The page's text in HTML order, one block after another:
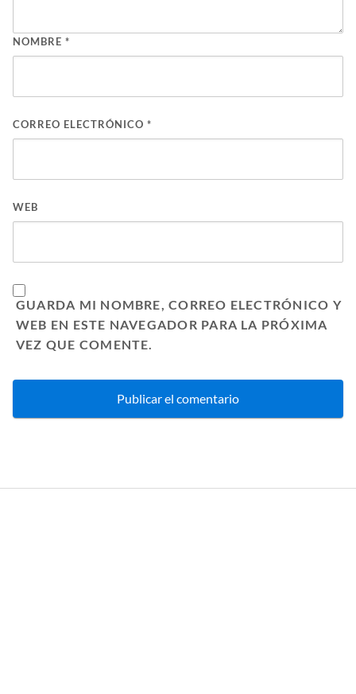
NOMBRE *
CORREO ELECTRÓNICO *
WEB
GUARDA MI NOMBRE, CORREO ELECTRÓNICO Y
WEB EN ESTE NAVEGADOR PARA LA PRÓXIMA
VEZ QUE COMENTE.